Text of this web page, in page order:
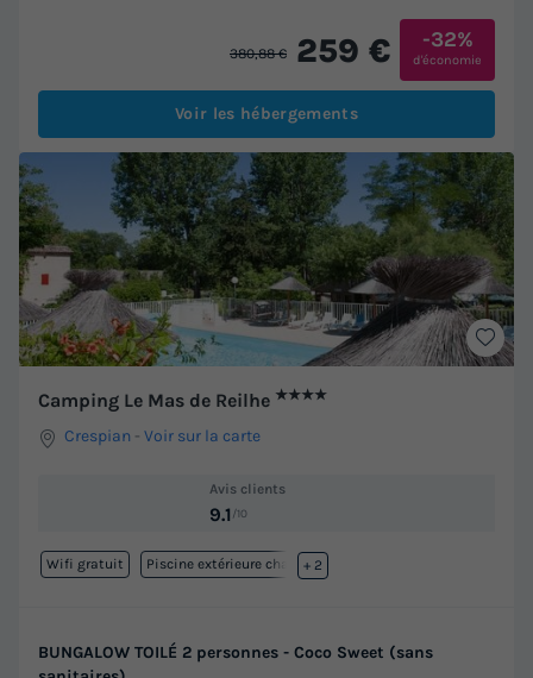
380,88 € 259 € -32%
d'économie
Voir les hébergements
Camping Le Mas de Reilhe ★★★★
Crespian -Voir sur la carte
Avis clients
9.1 /10
Wifi gratuit Piscine extérieure chauffée
+ 2
BUNGALOW TOILÉ 2 personnes - Coco Sweet (sans